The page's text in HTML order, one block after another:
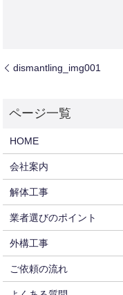
dismantling_img001
HOME
会社案内
解体工事
業者選びのポイント
外構工事
ご依頼の流れ